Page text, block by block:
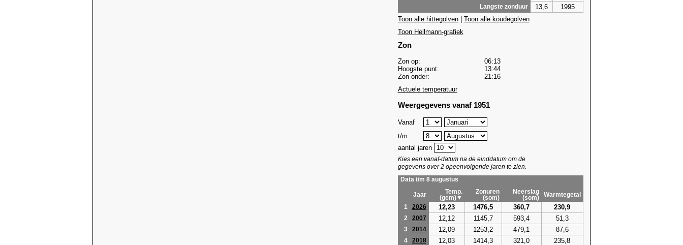
Langste zonduur 13,6
1995
Toon alle hittegolven| Toon alle koudegolven
Toon Hellmann-grafiek
Zon
Zon op:
06:13
Hoogste punt:
13:44
Zon onder:
21:16
Actuele temperatuur
Weergegevens vanaf 1951
Vanaf
t/m
aantal jaren
Kies een vanaf-datum na de einddatum om de
gegevens over 2 opeenvolgende jaren te zien.
Data t/m 8 augustus
Jaar
Temp.
(gem)▼
Zonuren
(som)
Neerslag
(som)
Warmtegetal
1
2026 12,23 1476,5 360,7 230,9
2 2007 12,12 1145,7 593,4 51,3
3 2014 12,09 1253,2 479,1 87,6
4 2018 12,03 1414,3 321,0 235,8